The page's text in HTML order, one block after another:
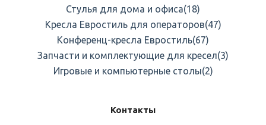
Стулья для дома и офиса(18)
Кресла Евростиль для операторов(47)
Конференц-кресла Евростиль(67)
Запчасти и комплектующие для кресел(3)
Игровые и компьютерные столы(2)
Контакты